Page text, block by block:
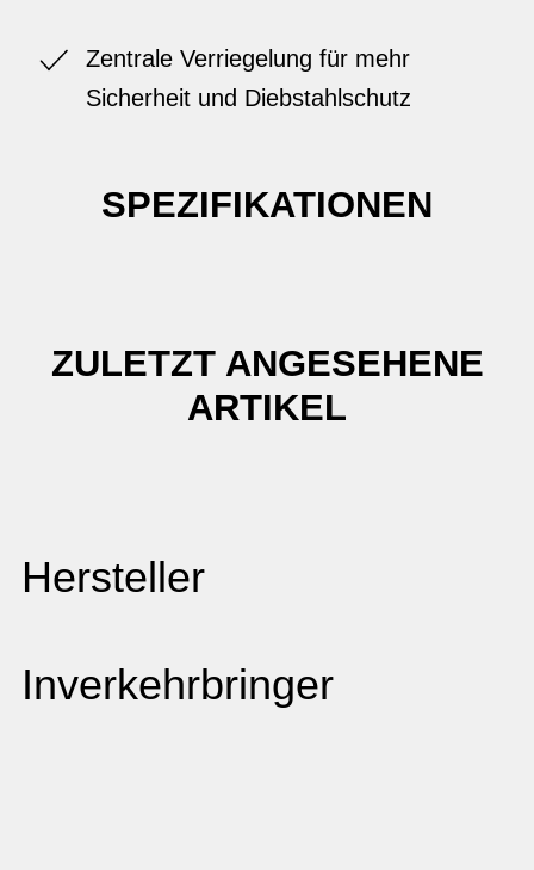
Zentrale Verriegelung für mehr
Sicherheit und Diebstahlschutz
SPEZIFIKATIONEN
ZULETZT ANGESEHENE
ARTIKEL
Hersteller
Inverkehrbringer